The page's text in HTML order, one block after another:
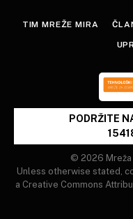
TIM MREŽE MIRA
PODRŽITE
© 2026 Mreža
Unless otherwise stated,
a Creative Commons